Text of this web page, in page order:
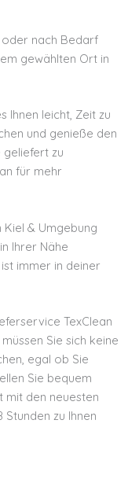
oder nach Bedarf
gewählten Ort in
Ihnen leicht, Zeit zu
und genieße den
zu
für mehr
Kiel & Umgebung
Ihrer Nähe
immer in deiner
TexClean
Sie sich keine
egal ob Sie
Sie bequem
mit den neuesten
Stunden zu Ihnen